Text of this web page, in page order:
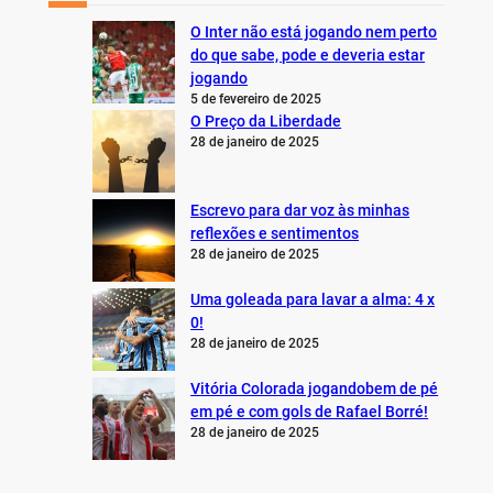
O Inter não está jogando nem perto
do que sabe, pode e deveria estar
jogando
5 de fevereiro de 2025
O Preço da Liberdade
28 de janeiro de 2025
Escrevo para dar voz às minhas
reflexões e sentimentos
28 de janeiro de 2025
Uma goleada para lavar a alma: 4 x
0!
28 de janeiro de 2025
Vitória Colorada jogandobem de pé
em pé e com gols de Rafael Borré!
28 de janeiro de 2025